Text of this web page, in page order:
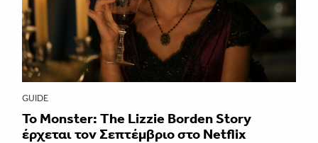
GUIDE
Το Monster: The Lizzie Borden Story
έρχεται τον Σεπτέμβριο στο Netflix